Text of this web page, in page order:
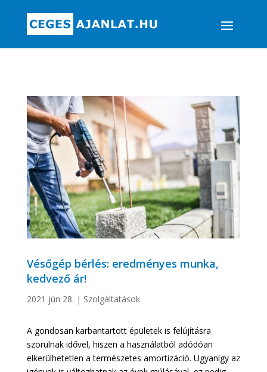
Vésőgép bérlés: eredményes munka,
kedvező ár!
2021 jún 28. | Szolgáltatások
A gondosan karbantartott épületek is felújításra
szorulnak idővel, hiszen a használatból adódóan
elkerülhetetlen a természetes amortizáció. Ugyanígy az